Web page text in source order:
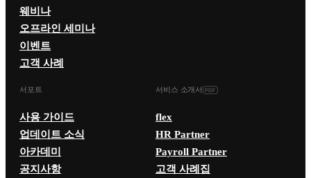
웨비나
오프라인 세미나
이벤트
고객 사례
서포트
사용 가이드
업데이트 소식
아카데미
공지사항
서비스 소개서
flex
HR Partner
Payroll Partner
고객 사례집